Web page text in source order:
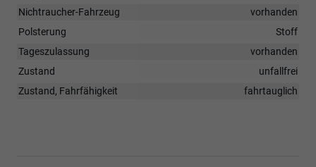
Nichtraucher-Fahrzeug
vorhanden
Polsterung
Stoff
Tageszulassung
vorhanden
Zustand
unfallfrei
Zustand, Fahrfähigkeit
fahrtauglich